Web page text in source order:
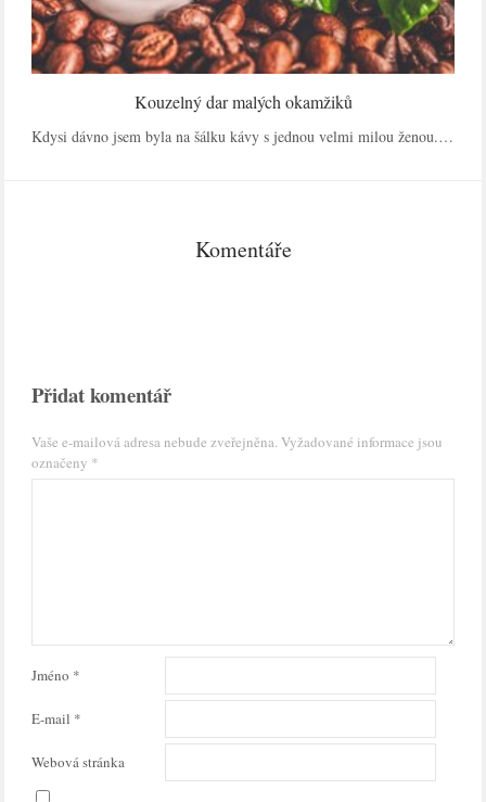
Kouzelný dar malých okamžiků
Kdysi dávno jsem byla na šálku kávy s jednou velmi milou ženou.…
Komentáře
Přidat komentář
Vaše e-mailová adresa nebude zveřejněna. Vyžadované informace jsou
označeny *
Jméno *
E-mail *
Webová stránka